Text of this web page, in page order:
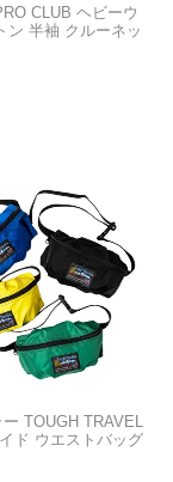
CLUB ヘビーウ
ン 半袖 クルーネッ
TOUGH TRAVEL
ド ウエストバッグ